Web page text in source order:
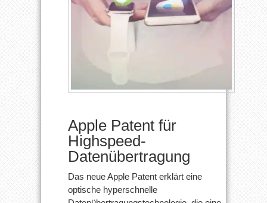
Apple Patent für
Highspeed-
Datenübertragung
Das neue Apple Patent erklärt eine
optische hyperschnelle